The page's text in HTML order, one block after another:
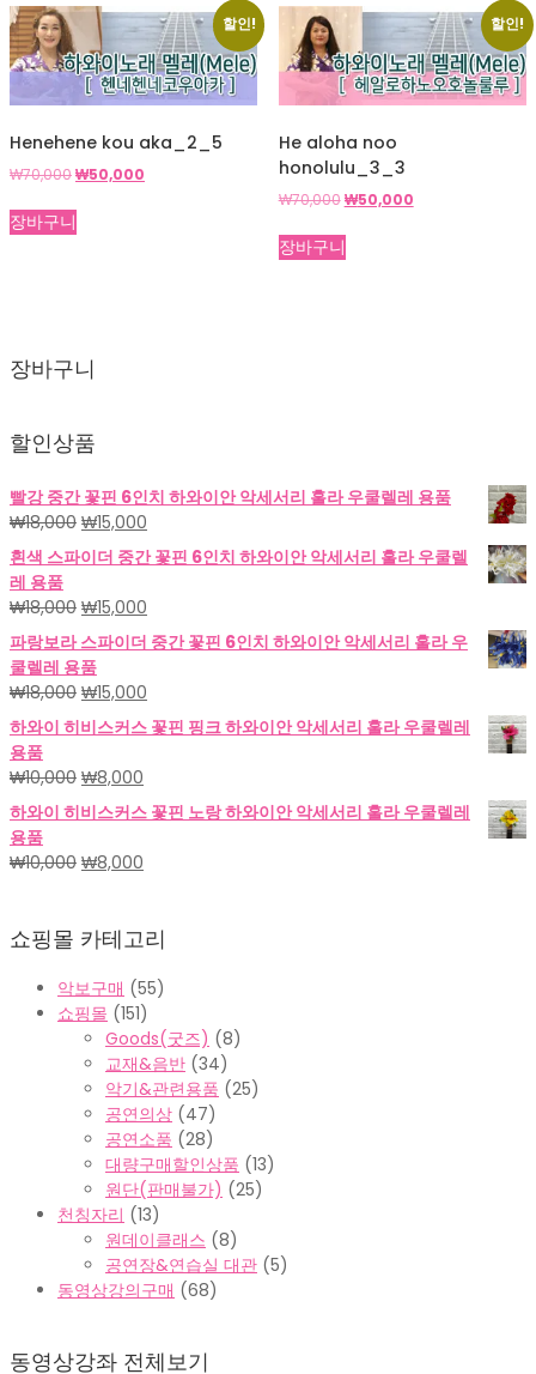
할인!
Henehene kou aka_2_5
₩70,000원
가
격:
₩50,000
장바구니
할인!
He aloha noo
honolulu_3_3
₩70,000원
가
격:
₩50,000현
장바구니
장바구니
할인상품
빨강 중간 꽃핀 6인치 하와이안 악세서리 훌라 우쿨렐레 용품
₩18,000 원
래
가
격:
₩18,000.
₩15,000
재
가
₩15,000.
흰색 스파이더 중간 꽃핀 6인치 하와이안 악세서리 훌라 우쿨렐
레 용품
₩18,000 원
래
가
격:
₩18,000.
₩15,000
재
가
₩15,000.
파랑보라 스파이더 중간 꽃핀 6인치 하와이안 악세서리 훌라 우
쿨렐레 용품
₩18,000 원
래
가
격:
₩18,000.
₩15,000
재
가
하와이 히비스커스 꽃핀 핑크 하와이안 악세서리 훌라 우쿨렐레
용품
₩10,000 원
래
가
격:
₩10,000.
₩8,000
재
가
₩8,000.
하와이 히비스커스 꽃핀 노랑 하와이안 악세서리 훌라 우쿨렐레
용품
₩10,000 원
격:
₩8,000
격:
쇼핑몰 카테고리
악보구매 (55)
쇼핑몰 (151)
Goods(굿즈) (8)
교재&음반 (34)
악기&관련용품 (25)
공연의상 (47)
공연소품 (28)
대량구매할인상품 (13)
원단(판매불가) (25)
천칭자리 (13)
원데이클래스 (8)
공연장&연습실 대관 (5)
동영상강의구매 (68)
동영상강좌 전체보기